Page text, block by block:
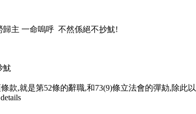
主 一命嗚呼 不然係絕不抄魷!
魷
款,就是第52條的辭職,和73(9)條立法會的彈劾,除此